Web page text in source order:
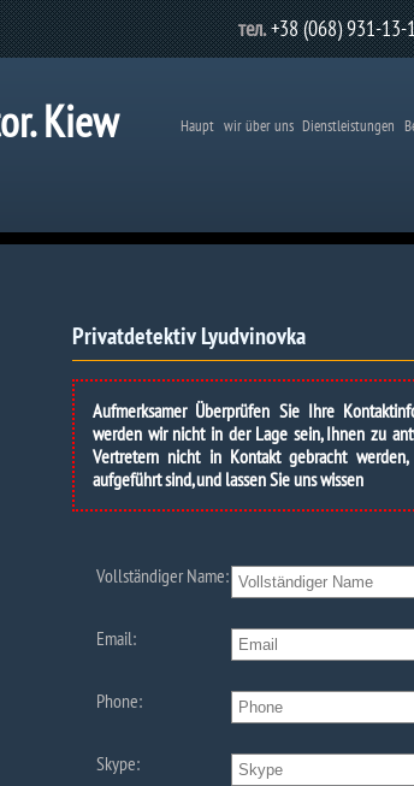
тел.+38 (068) 931-13-
Kiew Haupt wir über uns Dienstleistungen
Privatdetektiv Lyudvinovka
Aufmerksamer Überprüfen Sie Ihre
werden wir nicht in der Lage sein, Ihnen zu
Vertretern nicht in Kontakt gebracht
aufgeführt sind, und lassen Sie uns wissen
Vollständiger Name:
Email:
Phone:
Skype: